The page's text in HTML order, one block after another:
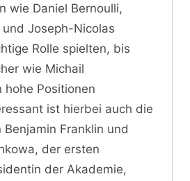
wie Daniel Bernoulli,
Joseph-Nicolas
Rolle spielten, bis
wie Michail
hohe Positionen
ist hierbei auch die
Benjamin Franklin und
der ersten
der Akademie,